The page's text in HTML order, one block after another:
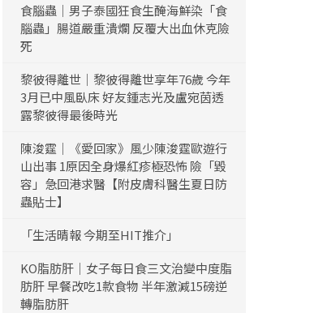
食腦蟲｜男子泰國狂食生醃海鮮染「食
腦蟲」腸道嚴重潰爛 反覆大出血休克險
死
黎彼得離世｜黎彼得離世享年76歲 今年
3月已中風臥床 好友鍾志光及盧宛茵透
露黎彼得最後時光
陳浚霆｜《愛回家》風少陳浚霆歐遊行
山出事 1原因全身爆紅疹極恐怖 險「毀
容」急回港求醫【附皮膚科醫生夏日防
蟲貼士】
「生活晴報 今期至HIT推介」
KO脂肪肝｜女子每日食三文治變中度脂
肪肝 早餐改吃1款食物 半年激減15磅逆
轉脂肪肝